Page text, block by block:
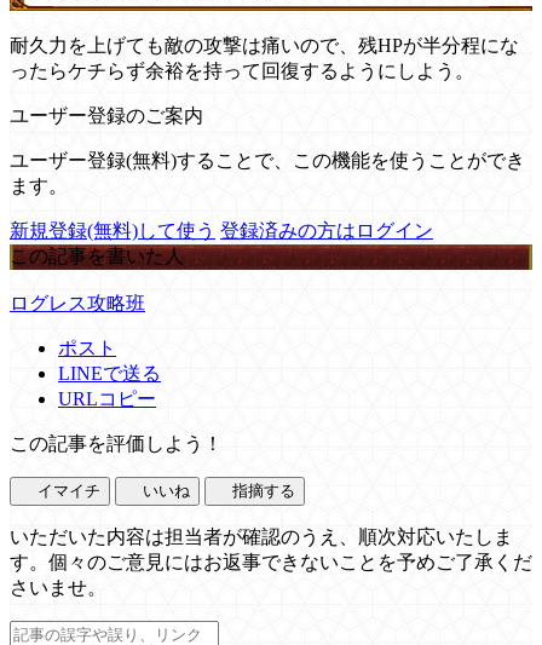
耐久力を上げても敵の攻撃は痛いので、残HPが半分程にな
ったらケチらず余裕を持って回復するようにしよう。
ユーザー登録のご案内
ユーザー登録(無料)することで、この機能を使うことができ
ます。
新規登録(無料)して使う 登録済みの方はログイン
この記事を書いた人
ログレス攻略班
ポスト
LINEで送る
URLコピー
この記事を評価しよう！
イマイチ いいね 指摘する
いただいた内容は担当者が確認のうえ、順次対応いたしま
す。個々のご意見にはお返事できないことを予めご了承くだ
さいませ。